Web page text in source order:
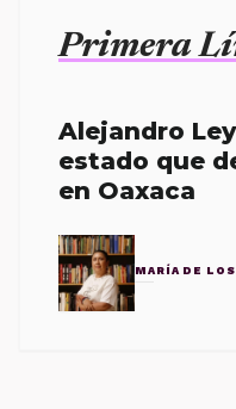
Primera
Alejandro
estado que
en Oaxaca
MARÍA DE